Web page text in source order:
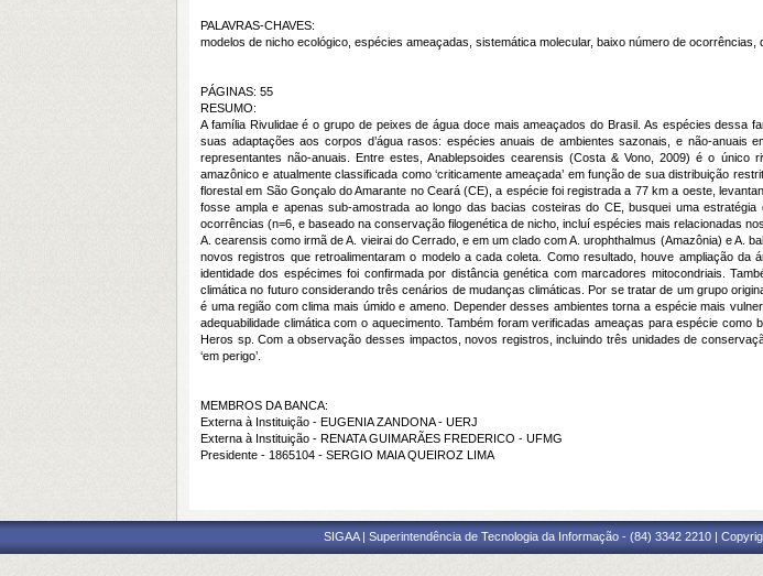
PALAVRAS-CHAVES:
modelos de nicho ecológico, espécies ameaçadas, sistemática molecular, baixo número de ocorrências,
PÁGINAS: 55
RESUMO:
A família Rivulidae é o grupo de peixes de água doce mais ameaçados do Brasil. As espécies
suas adaptações aos corpos d’água rasos: espécies anuais de ambientes sazonais, e não-
representantes não-anuais. Entre estes, Anablepsoides cearensis (Costa & Vono, 2009) é o único
amazônico e atualmente classificada como ‘criticamente ameaçada’ em função de sua distribuição
florestal em São Gonçalo do Amarante no Ceará (CE), a espécie foi registrada a 77 km a oeste,
fosse ampla e apenas sub-amostrada ao longo das bacias costeiras do CE, busquei uma
ocorrências (n=6, e baseado na conservação filogenética de nicho, incluí espécies mais relacionadas
A. cearensis como irmã de A. vieirai do Cerrado, e em um clado com A. urophthalmus (Amazônia) e A.
novos registros que retroalimentaram o modelo a cada coleta. Como resultado, houve ampliação
identidade dos espécimes foi confirmada por distância genética com marcadores mitocondriais.
climática no futuro considerando três cenários de mudanças climáticas. Por se tratar de um grupo
é uma região com clima mais úmido e ameno. Depender desses ambientes torna a espécie mais
adequabilidade climática com o aquecimento. Também foram verificadas ameaças para espécie
Heros sp. Com a observação desses impactos, novos registros, incluindo três unidades de
‘em perigo’.
MEMBROS DA BANCA:
Externa à Instituição - EUGENIA ZANDONA - UERJ
Externa à Instituição - RENATA GUIMARÃES FREDERICO - UFMG
Presidente - 1865104 - SERGIO MAIA QUEIROZ LIMA
SIGAA | Superintendência de Tecnologia da Informação - (84) 3342 2210 |